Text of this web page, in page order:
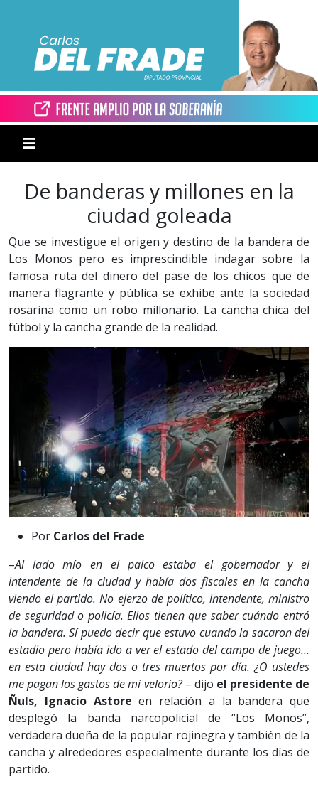
De banderas y millones en la
ciudad goleada
Que se investigue el origen y destino de la bandera de
Los Monos pero es imprescindible indagar sobre la
famosa ruta del dinero del pase de los chicos que de
manera flagrante y pública se exhibe ante la sociedad
rosarina como un robo millonario. La cancha chica del
fútbol y la cancha grande de la realidad.
Por Carlos del Frade
–Al lado mío en el palco estaba el gobernador y el
intendente de la ciudad y había dos fiscales en la cancha
viendo el partido. No ejerzo de político, intendente, ministro
de seguridad o policía. Ellos tienen que saber cuándo entró
la bandera. Sí puedo decir que estuvo cuando la sacaron del
estadio pero había ido a ver el estado del campo de juego…
en esta ciudad hay dos o tres muertos por día. ¿O ustedes
me pagan los gastos de mi velorio?– dijo el presidente de
Ñuls, Ignacio Astore en relación a la bandera que
desplegó la banda narcopolicial de “Los Monos”,
verdadera dueña de la popular rojinegra y también de la
cancha y alrededores especialmente durante los días de
partido.